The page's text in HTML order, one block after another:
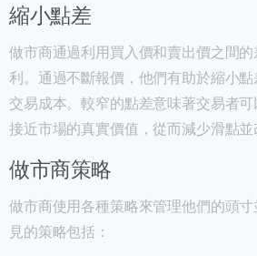
縮小點差
做市商通過利用買入價和賣出價之間
利。通過不斷報價，他們有助於縮小
交易成本。較窄的點差意味著交易者
接近市場的真實價值，從而減少滑點並
做市商策略
做市商使用各種策略來管理他們的頭
見的策略包括：